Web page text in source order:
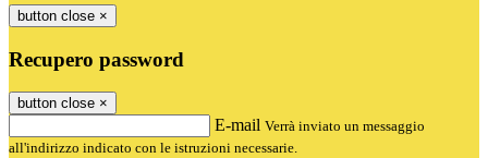
button close ×
Recupero password
button close ×
E-mail Verrà inviato un messaggio
all'indirizzo indicato con le istruzioni necessarie.